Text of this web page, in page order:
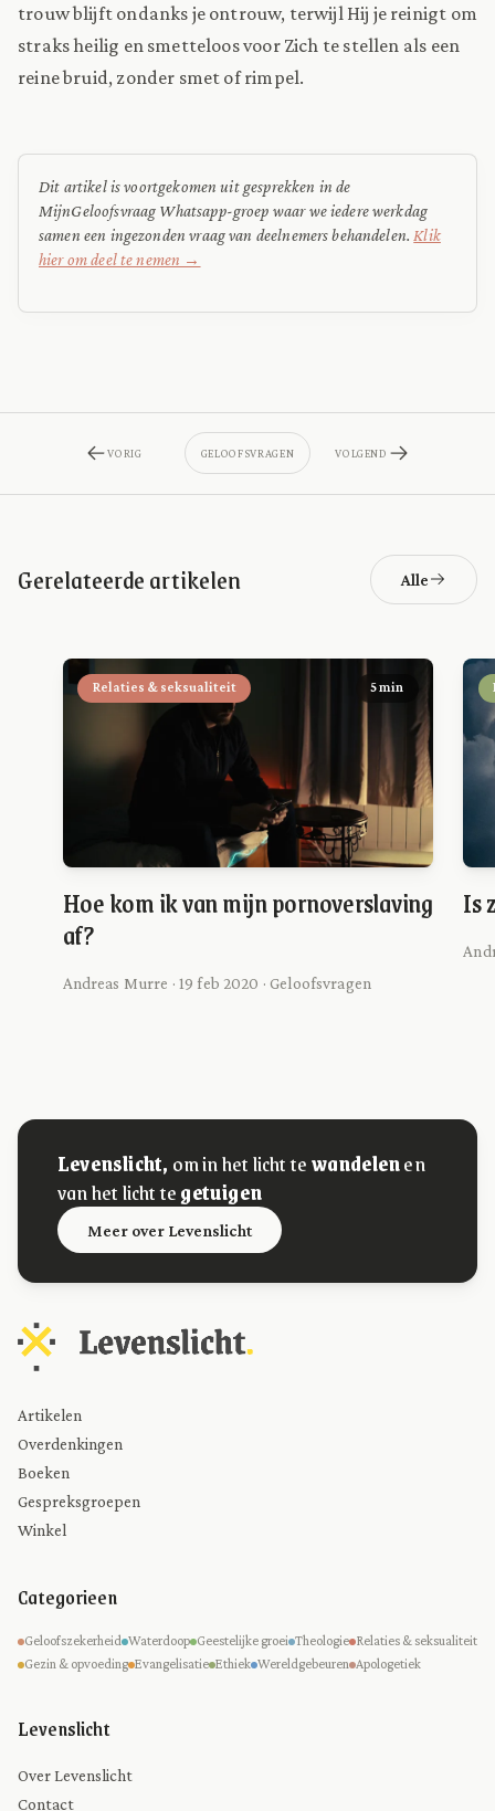
trouw blijft ondanks je ontrouw, terwijl Hij je reinigt om
straks heilig en smetteloos voor Zich te stellen als een
reine bruid, zonder smet of rimpel.
Dit artikel is voortgekomen uit gesprekken in de
MijnGeloofsvraag Whatsapp-groep waar we iedere werkdag
samen een ingezonden vraag van deelnemers behandelen. Klik
hier om deel te nemen →
VORIG GELOOFSVRAGEN VOLGEND
Gerelateerde artikelen Alle
Relaties & seksualiteit 5 min
Hoe kom ik van mijn pornoverslaving
af?
Andreas Murre · 19 feb 2020 · Geloofsvragen
Is
Levenslicht, om in het licht tewandelenen
van het licht tegetuigen
Meer over Levenslicht
Artikelen
Overdenkingen
Boeken
Gespreksgroepen
Winkel
Categorieen
Geloofszekerheid Waterdoop Geestelijke groei Theologie Relaties & seksualiteit
Gezin & opvoeding Evangelisatie Ethiek Wereldgebeuren Apologetiek
Levenslicht
Over Levenslicht
Contact